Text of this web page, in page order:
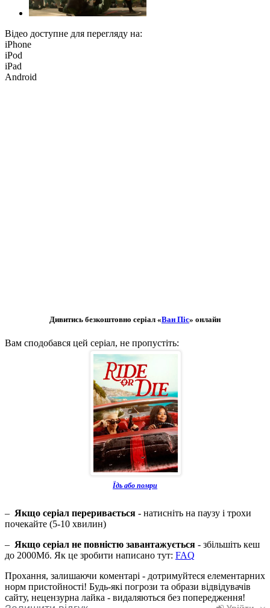
Відео доступне для перегляду на:
iPhone
iPod
iPad
Android
Дивитись безкоштовно серіал «Ван Піс» онлайн
Вам сподобався цей серіал, не пропустіть:
Їдь або помри
– Якщо серіал переривається - натисніть на паузу і трохи
почекайте (5-10 хвилин)
– Якщо серіал не повністю завантажується - збільшіть кеш
до 2000Мб. Як це зробити написано тут: FAQ
Прохання, залишаючи коментарі - дотримуйтеся елементарних
норм пристойності! Будь-які погрози та образи відвідувачів
сайту, нецензурна лайка - видаляються без попередження!